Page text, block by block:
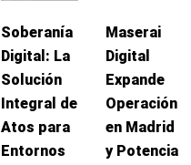
Soberanía
Digital: La
Solución
Integral de
Atos para
Entornos
Maserai
Digital
Expande
Operación
en Madrid
y Potencia